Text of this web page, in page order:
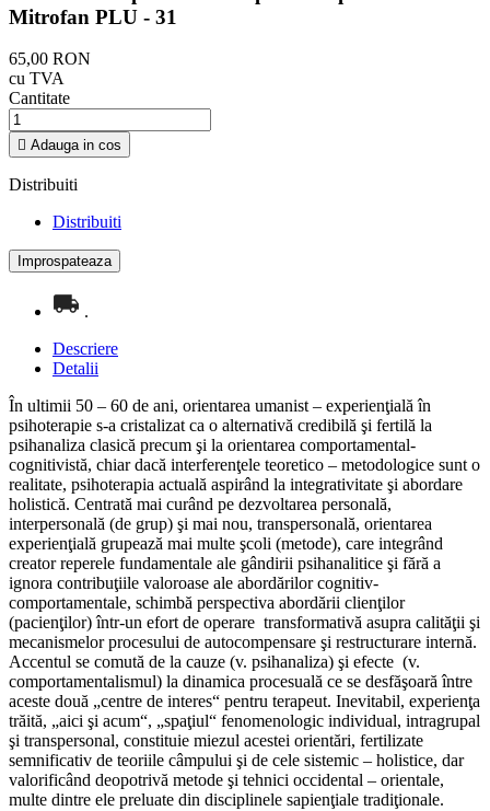
Mitrofan PLU - 31
65,00 RON
cu TVA
Cantitate
 Adauga in cos
Distribuiti
Distribuiti
.
Descriere
Detalii
În ultimii 50 – 60 de ani, orientarea umanist – experienţială în
psihoterapie s-a cristalizat ca o alternativă credibilă şi fertilă la
psihanaliza clasică precum şi la orientarea comportamental-
cognitivistă, chiar dacă interferenţele teoretico – metodologice sunt o
realitate, psihoterapia actuală aspirând la integrativitate şi abordare
holistică. Centrată mai curând pe dezvoltarea personală,
interpersonală (de grup) şi mai nou, transpersonală, orientarea
experienţială grupează mai multe şcoli (metode), care integrând
creator reperele fundamentale ale gândirii psihanalitice şi fără a
ignora contribuţiile valoroase ale abordărilor cognitiv-
comportamentale, schimbă perspectiva abordării clienţilor
(pacienţilor) într-un efort de operare transformativă asupra calităţii şi
mecanismelor procesului de autocompensare şi restructurare internă.
Accentul se comută de la cauze (v. psihanaliza) şi efecte (v.
comportamentalismul) la dinamica procesuală ce se desfăşoară între
aceste două „centre de interes“ pentru terapeut. Inevitabil, experienţa
trăită, „aici şi acum“, „spaţiul“ fenomenologic individual, intragrupal
şi transpersonal, constituie miezul acestei orientări, fertilizate
semnificativ de teoriile câmpului şi de cele sistemic – holistice, dar
valorificând deopotrivă metode şi tehnici occidental – orientale,
multe dintre ele preluate din disciplinele sapienţiale tradiţionale.